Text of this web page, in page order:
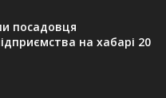
посадовця
на хабарі 20